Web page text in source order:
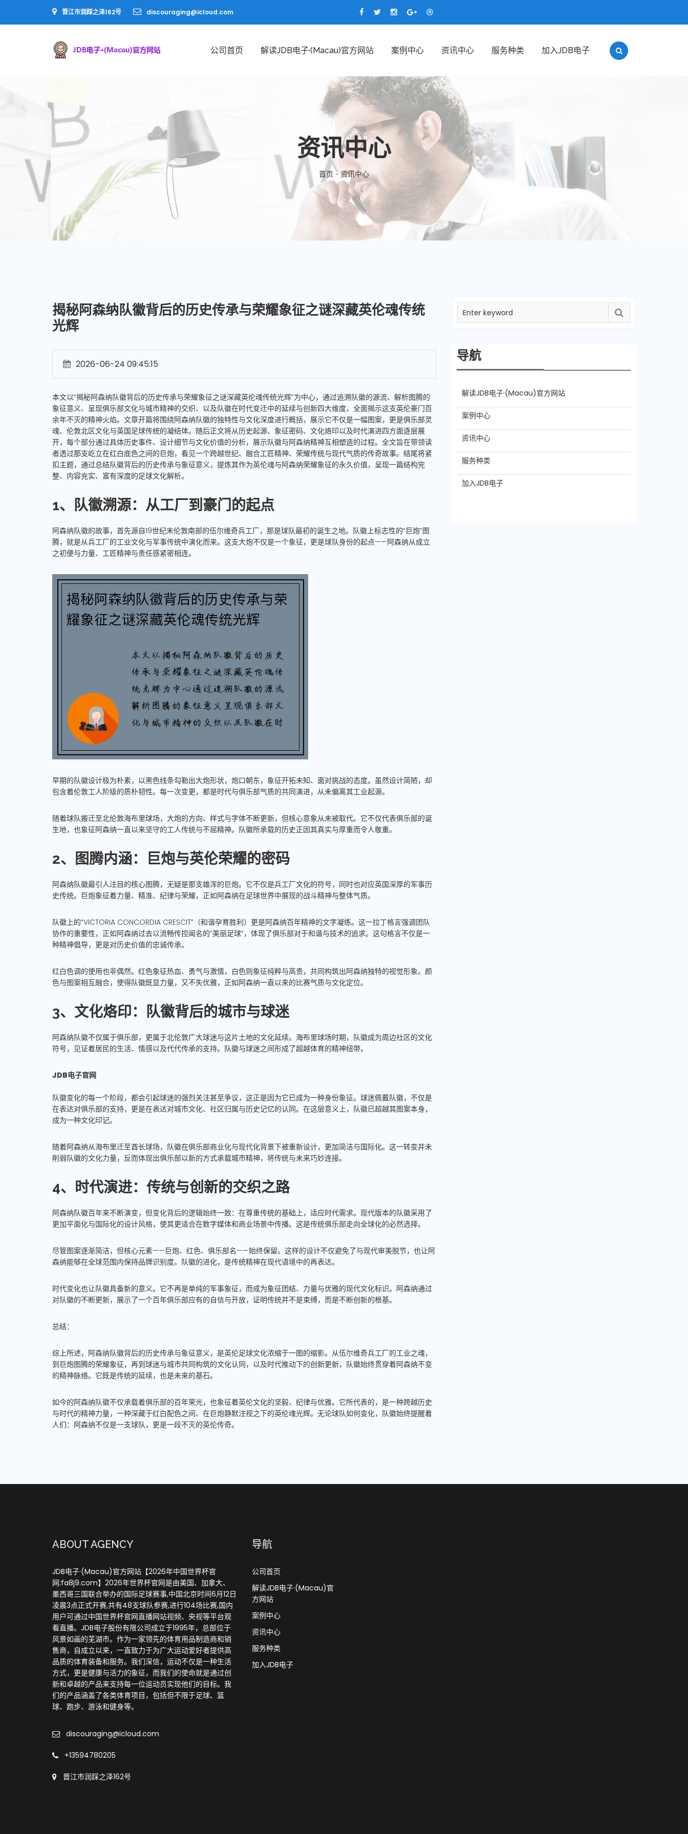
晋江市润踩之泽162号 discouraging@icloud.com
公司首页 解读JDB电子·(Macau)官方网站 案例中心 资讯中心 服务种类 加入JDB电子
资讯中心
首页 - 资讯中心
揭秘阿森纳队徽背后的历史传承与荣耀象征之谜深藏英伦魂传统
光辉
2026-06-24 09:45:15
本文以“揭秘阿森纳队徽背后的历史传承与荣耀象征之谜深藏英伦魂传统光辉”为中心，通过追溯队徽的源流、解析图腾的
象征意义、呈现俱乐部文化与城市精神的交织、以及队徽在时代变迁中的延续与创新四大维度，全面揭示这支英伦豪门百
余年不灭的精神火焰。文章开篇将围绕阿森纳队徽的独特性与文化深度进行概括，展示它不仅是一幅图案，更是俱乐部灵
魂、伦敦北区文化与英国足球传统的凝结体。随后正文将从历史起源、象征密码、文化烙印以及时代演进四方面逐层展
开，每个部分通过具体历史事件、设计细节与文化价值的分析，展示队徽与阿森纳精神互相塑造的过程。全文旨在带领读
者透过那支屹立在红白底色之间的巨炮，看见一个跨越世纪、融合工匠精神、荣耀传统与现代气质的传奇故事。结尾将紧
扣主题，通过总结队徽背后的历史传承与象征意义，提炼其作为英伦魂与阿森纳荣耀象征的永久价值，呈现一篇结构完
整、内容充实、富有深度的足球文化解析。
1、队徽溯源：从工厂到豪门的起点
阿森纳队徽的故事，首先源自19世纪末伦敦南部的伍尔维奇兵工厂，那是球队最初的诞生之地。队徽上标志性的“巨炮”图
腾，就是从兵工厂的工业文化与军事传统中演化而来。这支大炮不仅是一个象征，更是球队身份的起点——阿森纳从成立
之初便与力量、工匠精神与责任感紧密相连。
早期的队徽设计极为朴素，以黑色线条勾勒出大炮形状，炮口朝东，象征开拓未知、面对挑战的态度。虽然设计简陋，却
包含着伦敦工人阶级的质朴韧性。每一次变更，都是时代与俱乐部气质的共同演进，从未偏离其工业起源。
随着球队搬迁至北伦敦海布里球场，大炮的方向、样式与字体不断更新，但核心意象从未被取代。它不仅代表俱乐部的诞
生地，也象征阿森纳一直以来坚守的工人传统与不屈精神。队徽所承载的历史正因其真实与厚重而令人敬重。
2、图腾内涵：巨炮与英伦荣耀的密码
阿森纳队徽最引人注目的核心图腾，无疑是那支雄浑的巨炮。它不仅是兵工厂文化的符号，同时也对应英国深厚的军事历
史传统。巨炮象征着力量、精准、纪律与荣耀，正如阿森纳在足球世界中展现的战斗精神与整体气质。
队徽上的“VICTORIA CONCORDIA CRESCIT”（和谐孕育胜利）更是阿森纳百年精神的文字凝练。这一拉丁格言强调团队
协作的重要性，正如阿森纳过去以流畅传控闻名的“美丽足球”，体现了俱乐部对于和谐与技术的追求。这句格言不仅是一
种精神倡导，更是对历史价值的忠诚传承。
红白色调的使用也非偶然。红色象征热血、勇气与激情，白色则象征纯粹与高贵，共同构筑出阿森纳独特的视觉形象。颜
色与图案相互融合，使得队徽既显力量，又不失优雅，正如阿森纳一直以来的比赛气质与文化定位。
3、文化烙印：队徽背后的城市与球迷
阿森纳队徽不仅属于俱乐部，更属于北伦敦广大球迷与这片土地的文化延续。海布里球场时期，队徽成为周边社区的文化
符号，见证着居民的生活、情感以及代代传承的支持。队徽与球迷之间形成了超越体育的精神纽带。
JDB电子官网
队徽变化的每一个阶段，都会引起球迷的强烈关注甚至争议，这正是因为它已成为一种身份象征。球迷佩戴队徽，不仅是
在表达对俱乐部的支持，更是在表达对城市文化、社区归属与历史记忆的认同。在这层意义上，队徽已超越其图案本身，
成为一种文化印记。
随着阿森纳从海布里迁至酋长球场，队徽在俱乐部商业化与现代化背景下被重新设计，更加简洁与国际化。这一转变并未
削弱队徽的文化力量，反而体现出俱乐部以新的方式承载城市精神，将传统与未来巧妙连接。
4、时代演进：传统与创新的交织之路
阿森纳队徽百年来不断演变，但变化背后的逻辑始终一致：在尊重传统的基础上，适应时代需求。现代版本的队徽采用了
更加平面化与国际化的设计风格，使其更适合在数字媒体和商业场景中传播。这是传统俱乐部走向全球化的必然选择。
尽管图案逐渐简洁，但核心元素——巨炮、红色、俱乐部名——始终保留。这样的设计不仅避免了与现代审美脱节，也让阿
森纳能够在全球范围内保持品牌识别度。队徽的进化，是传统精神在现代语境中的再表达。
时代变化也让队徽具备新的意义。它不再是单纯的军事象征，而成为象征团结、力量与优雅的现代文化标识。阿森纳通过
对队徽的不断更新，展示了一个百年俱乐部应有的自信与开放，证明传统并不是束缚，而是不断创新的根基。
总结：
综上所述，阿森纳队徽背后的历史传承与象征意义，是英伦足球文化浓缩于一图的缩影。从伍尔维奇兵工厂的工业之魂，
到巨炮图腾的荣耀象征，再到球迷与城市共同构筑的文化认同，以及时代推动下的创新更新，队徽始终贯穿着阿森纳不变
的精神脉络。它既是传统的延续，也是未来的基石。
如今的阿森纳队徽不仅承载着俱乐部的百年荣光，也象征着英伦文化的坚毅、纪律与优雅。它所代表的，是一种跨越历史
与时代的精神力量，一种深藏于红白配色之间、在巨炮静默注视之下的英伦魂光辉。无论球队如何变化，队徽始终提醒着
人们：阿森纳不仅是一支球队，更是一段不灭的英伦传奇。
导航
解读JDB电子·(Macau)官方网站
案例中心
资讯中心
服务种类
加入JDB电子
ABOUT AGENCY
JDB电子·(Macau)官方网站【2026年中国世界杯官
网:fa8j9.com】2026年世界杯官网是由美国、加拿大、
墨西哥三国联合举办的国际足球赛事,中国北京时间6月12日
凌晨3点正式开赛,共有48支球队参赛,进行104场比赛,国内
用户可通过中国世界杯官网直播网站视频、央视等平台观
看直播。JDB电子股份有限公司成立于1995年，总部位于
风景如画的芜湖市。作为一家领先的体育用品制造商和销
售商，自成立以来，一直致力于为广大运动爱好者提供高
品质的体育装备和服务。我们深信，运动不仅是一种生活
方式，更是健康与活力的象征，而我们的使命就是通过创
新和卓越的产品来支持每一位运动员实现他们的目标。我
们的产品涵盖了各类体育项目，包括但不限于足球、篮
球、跑步、游泳和健身等。
discouraging@icloud.com
+13594780205
晋江市润踩之泽162号
导航
公司首页
解读JDB电子·(Macau)官
方网站
案例中心
资讯中心
服务种类
加入JDB电子